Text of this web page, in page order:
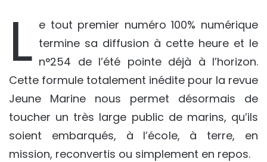
L e tout premier numéro 100% numérique
termine sa diffusion à cette heure et le
n°254 de l’été pointe déjà à l’horizon.
Cette formule totalement inédite pour la revue
Jeune Marine nous permet désormais de
toucher un très large public de marins, qu’ils
soient embarqués, à l’école, à terre, en
mission, reconvertis ou simplement en repos.